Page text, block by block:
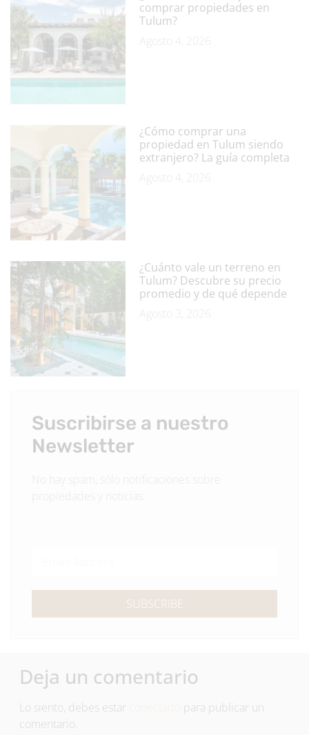
comprar propiedades en
Tulum?
Agosto 4, 2026
¿Cómo comprar una
propiedad en Tulum siendo
extranjero? La guía completa
Agosto 4, 2026
¿Cuánto vale un terreno en
Tulum? Descubre su precio
promedio y de qué depende
Agosto 3, 2026
Suscribirse a nuestro
Newsletter
SUBSCRIBE
Deja un comentario
Lo siento, debes estar
para publicar un
comentario.